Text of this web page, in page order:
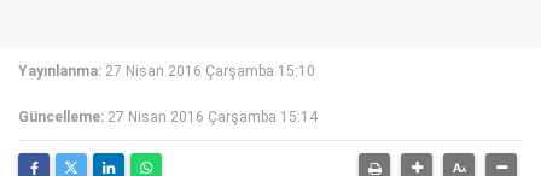
Yayınlanma: 27 Nisan 2016 Çarşamba 15:10
Güncelleme: 27 Nisan 2016 Çarşamba 15:14